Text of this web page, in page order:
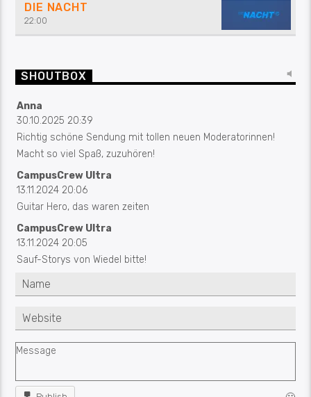
DIE NACHT
22:00
SHOUTBOX
Anna
30.10.2025 20:39
Richtig schöne Sendung mit tollen neuen Moderatorinnen!
Macht so viel Spaß, zuzuhören!
CampusCrew Ultra
13.11.2024 20:06
Guitar Hero, das waren zeiten
CampusCrew Ultra
13.11.2024 20:05
Sauf-Storys von Wiedel bitte!
Susanne
05.12.2022 23:04
Glückwunsch an Jonas und Leo! Top Sendung,
abwechslungsreiche Musik, gerne mehr von euch!
Hannes
Ihr macht schon saugute Musik, wisst ihr das? Grüße aus